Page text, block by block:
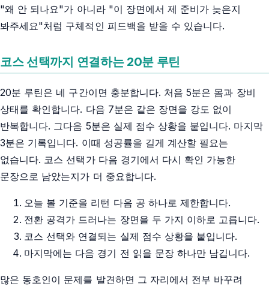
"왜 안 되나요"가 아니라 "이 장면에서 제 준비가 늦은지
봐주세요"처럼 구체적인 피드백을 받을 수 있습니다.
코스 선택까지 연결하는 20분 루틴
20분 루틴은 네 구간이면 충분합니다. 처음 5분은 몸과 장비
상태를 확인합니다. 다음 7분은 같은 장면을 강도 없이
반복합니다. 그다음 5분은 실제 점수 상황을 붙입니다. 마지막
3분은 기록입니다. 이때 성공률을 길게 계산할 필요는
없습니다. 코스 선택가 다음 경기에서 다시 확인 가능한
문장으로 남았는지가 더 중요합니다.
오늘 볼 기준을 리턴 다음 공 하나로 제한합니다.
전환 공격가 드러나는 장면을 두 가지 이하로 고릅니다.
코스 선택와 연결되는 실제 점수 상황을 붙입니다.
마지막에는 다음 경기 전 읽을 문장 하나만 남깁니다.
많은 동호인이 문제를 발견하면 그 자리에서 전부 바꾸려